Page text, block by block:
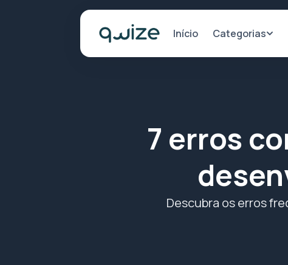
Início Categorias
7 erros
Descubra os erros